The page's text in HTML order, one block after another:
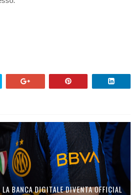
BANCA DIGITALE DIVENTA OFFICIAL